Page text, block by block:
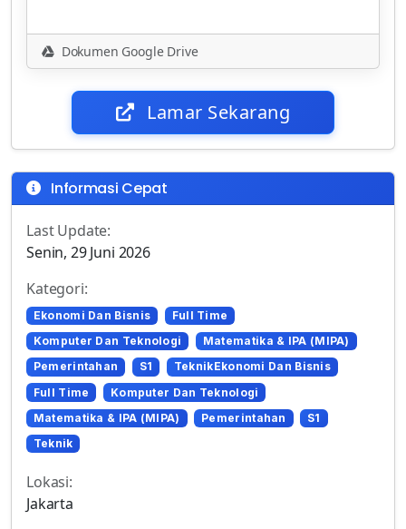
Dokumen Google Drive
Lamar Sekarang
Informasi Cepat
Last Update:
Senin, 29 Juni 2026
Kategori:
Ekonomi Dan Bisnis
Full Time
Komputer Dan Teknologi
Matematika & IPA (MIPA)
Pemerintahan
S1
TeknikEkonomi Dan Bisnis
Full Time
Komputer Dan Teknologi
Matematika & IPA (MIPA)
Pemerintahan
S1
Teknik
Lokasi:
Jakarta